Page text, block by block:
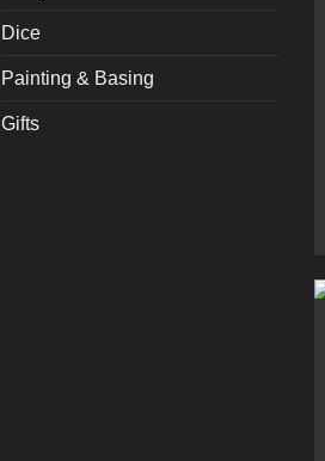
Dice
Painting & Basing
Gifts